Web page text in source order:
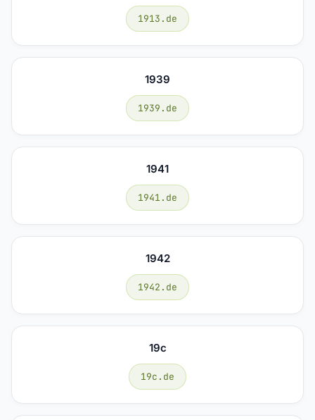
1913.de
1939
1939.de
1941
1941.de
1942
1942.de
19c
19c.de